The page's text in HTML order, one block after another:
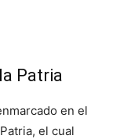
Patria
en el
el cual